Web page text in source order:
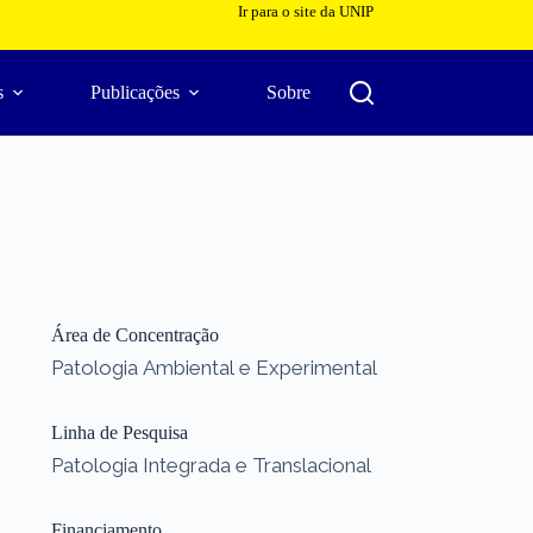
Ir para o site da UNIP
Publicações Sobre
Área de Concentração
Patologia Ambiental e Experimental
Linha de Pesquisa
Patologia Integrada e Translacional